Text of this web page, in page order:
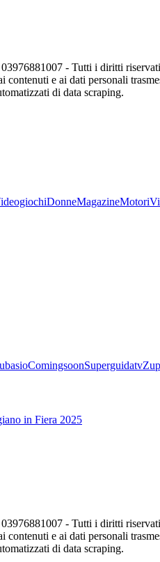
- Tutti i diritti
contenuti e ai dati personali
di data scraping.
DonneMagazineMotori
ComingsoonSuperguidatv
in Fiera 2025
- Tutti i diritti
contenuti e ai dati personali
di data scraping.